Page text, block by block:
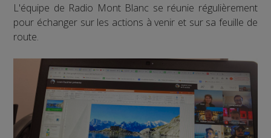
L'équipe de Radio Mont Blanc se réunie régulièrement
pour échanger sur les actions à venir et sur sa feuille de
route.